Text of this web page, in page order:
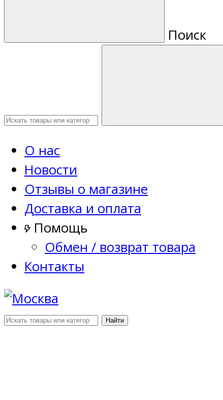
Поиск
О нас
Новости
Отзывы о магазине
Доставка и оплата
Помощь
Обмен / возврат товара
Контакты
Найти